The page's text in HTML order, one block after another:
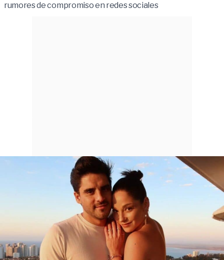
rumores de compromiso en redes sociales